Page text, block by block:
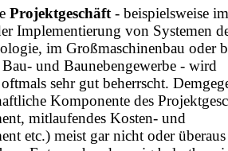
Projektgeschäft - beispielsweise im
Implementierung von Systemen
im Großmaschinenbau oder
und Baunebengewerbe - wird
sehr gut beherrscht.
Komponente des
mitlaufendes Kosten- und
etc.) meist gar nicht oder überaus